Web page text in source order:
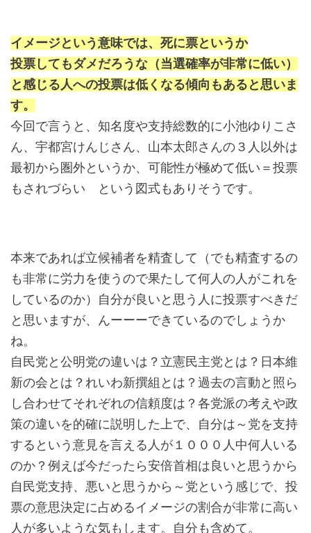
イメージという意味では、死に票というか
投票してもダメだろうな（当選確率が非常に低い）
と感じる人への投票は低くなる傾向もあると思いま
す。
今回で言うと、知名度や支持総数的に小池ゆりこさ
ん、宇都宮けんじさん、山本太郎さんの３人以外は
最初から圏外というか、可能性が極めて低い＝投票
もされづらい という図式もありそうです。
本来であれば立候補者を精査して（でも精査するの
も非常に労力を使うので果たして何人の人がこれを
しているのか）自分が良いと思う人に投票すべきだ
と思いますが、んーーーできているのでしょうか
ね。
自民党と公明党の違いは？立憲民主党とは？日本維
新の会とは？れいわ新撰組とは？過去の言動と照ら
し合わせてそれぞれの信頼度は？各党派の考えや政
策の違いを的確に説明した上で、自分は～党を支持
するという意見を言える人が１０００人中何人いる
のか？例えば今だったら安倍首相は良いと思うから
自民党支持、悪いと思うから～党という感じで、投
票の意思決定に占めるイメージの割合が非常に高い
人が多いような気もします。自分も含めて。